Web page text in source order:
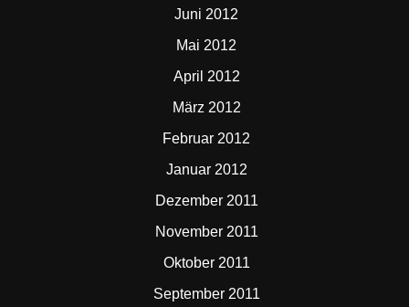
Juni 2012
Mai 2012
April 2012
März 2012
Februar 2012
Januar 2012
Dezember 2011
November 2011
Oktober 2011
September 2011